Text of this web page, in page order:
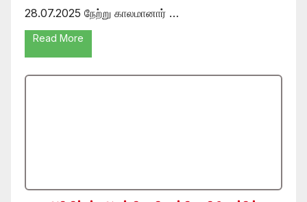
28.07.2025 நேற்று காலமானார் …
Read More